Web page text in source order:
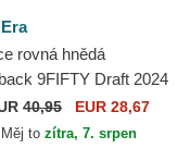
rovná hnědá
9FIFTY Draft 2024
Bulls NBA New Era
40,95 EUR 28,67
Měj to zítra, 7. srpen